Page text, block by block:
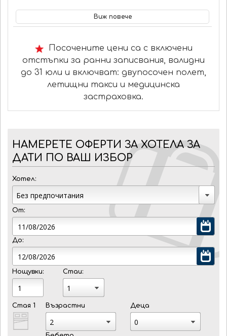
Виж повече
Посочените цени са с включени
отстъпки за ранни записвания, валидни
до 31 юли и включват: двупосочен полет,
летищни такси и медицинска
застраховка.
НАМЕРЕТЕ ОФЕРТИ ЗА ХОТЕЛА ЗА
ДАТИ ПО ВАШ ИЗБОР
Хотел:
От:
До:
Нощувки: Стаи:
Стая 1 Възрастни Деца